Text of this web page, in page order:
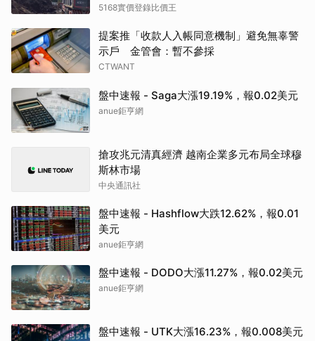
5168實價登錄比價王
提案推「收款人入帳同意機制」避免無辜警
示戶 金管會：暫不參採
CTWANT
盤中速報 - Saga大漲19.19%，報0.02美元
anue鉅亨網
搶攻兆元清真經濟 越南企業多元布局全球穆
斯林市場
中央通訊社
盤中速報 - Hashflow大跌12.62%，報0.01
美元
anue鉅亨網
盤中速報 - DODO大漲11.27%，報0.02美元
anue鉅亨網
盤中速報 - UTK大漲16.23%，報0.008美元